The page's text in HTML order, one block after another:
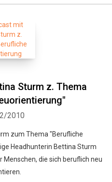
Sturm z. Thema
2010
zum Thema "Berufliche
Headhunterin Bettina Sturm
Menschen, die sich beruflich neu